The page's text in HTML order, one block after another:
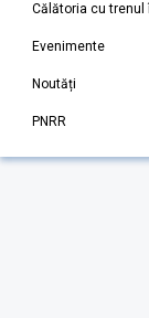
Călătoria cu trenul
Evenimente
Noutăți
PNRR